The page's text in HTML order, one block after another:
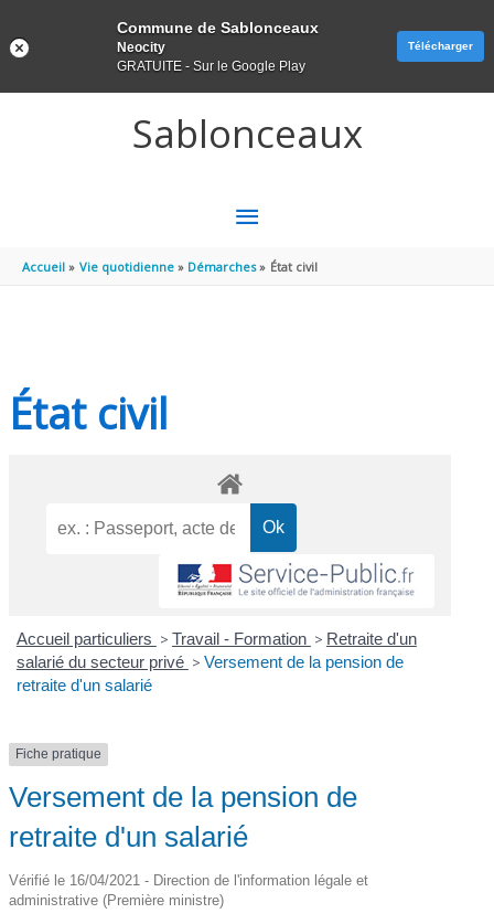
Sablonceaux
MENU
PRINCIPAL
Accueil Vie quotidienne Démarches État civil
État civil
Accueil particuliers > Travail - Formation > Retraite d'un
salarié du secteur privé > Versement de la pension de
retraite d'un salarié
Fiche pratique
Versement de la pension de
retraite d'un salarié
Vérifié le 16/04/2021 - Direction de l'information légale et
administrative (Première ministre)
Commune de Sablonceaux
Neocity
GRATUITE - Sur le Google Play
Télécharger